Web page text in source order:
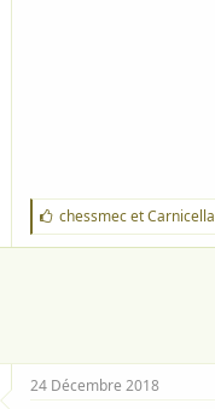
J
'
a
chessmecetCarnicella
24 Décembre 2018